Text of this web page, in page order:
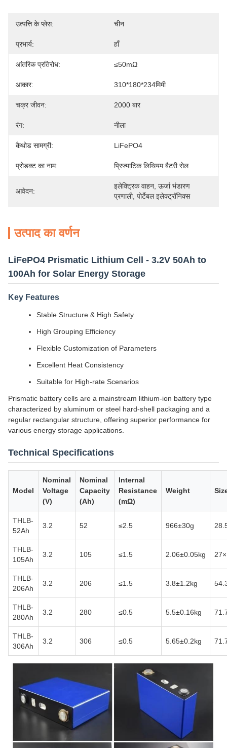
उत्पत्ति के प्लेस: चीन
प्रभार्य: हाँ
आंतरिक प्रतिरोध: ≤50mΩ
आकार: 310*180*234मिमी
चक्र जीवन: 2000 बार
रंग: नीला
कैथोड सामग्री: LiFePO4
प्रोडक्ट का नाम: प्रिज्माटिक लिथियम बैटरी सेल
आवेदन:
इलेक्ट्रिक वाहन, ऊर्जा भंडारण
प्रणाली, पोर्टेबल इलेक्ट्रॉनिक्स
उत्पाद का वर्णन
LiFePO4 Prismatic Lithium Cell - 3.2V 50Ah to
100Ah for Solar Energy Storage
Key Features
Stable Structure & High Safety
High Grouping Efficiency
Flexible Customization of Parameters
Excellent Heat Consistency
Suitable for High-rate Scenarios
Prismatic battery cells are a mainstream lithium-ion battery type
characterized by aluminum or steel hard-shell packaging and a
regular rectangular structure, offering superior performance for
various energy storage applications.
Technical Specifications
Model
Nominal
Voltage
(V)
Nominal
Capacity
(Ah)
Internal
Resistance
(mΩ)
Weight
THLB-
52Ah
3.2 52 ≤2.5 966±30g
THLB-
105Ah
3.2 105 ≤1.5 2.06±0.05kg
THLB-
206Ah
3.2 206 ≤1.5 3.8±1.2kg
THLB-
280Ah
3.2 280 ≤0.5 5.5±0.16kg
THLB-
306Ah
3.2 306 ≤0.5 5.65±0.2kg